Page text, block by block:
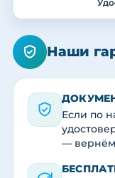
Наши
Если по
— вернём